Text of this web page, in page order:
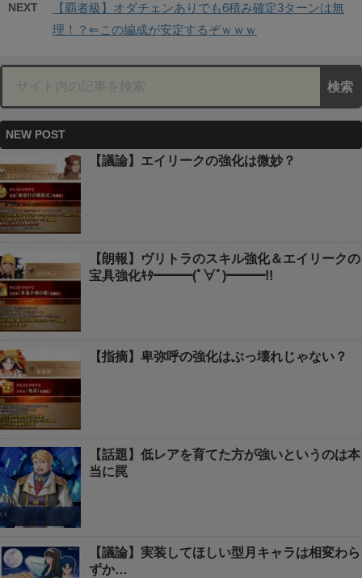
NEXT
【覇者級】オダチェンありでも6積み確定3ターンは無
理！？⇐この編成が安定するぞｗｗｗ
NEW POST
【議論】エイリークの強化は微妙？
【朗報】ヴリトラのスキル強化＆エイリークの
宝具強化ｷﾀ━━━(ﾟ∀ﾟ)━━━!!
【指摘】卑弥呼の強化はぶっ壊れじゃない？
【話題】低レアを育てた方が強いというのは本
当に罠
【議論】実装してほしい型月キャラは相変わら
ずか…